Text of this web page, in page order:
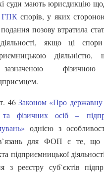
суди мають юрисдикцію
ГПКспорів, у яких
позову втратила
якщо ці спори
діяльністю,
зазначеною
46Законом «Про державну
фізичних осіб –
однією з
для ФОП є те, що
підприємницької
з реєстру суб`єктів